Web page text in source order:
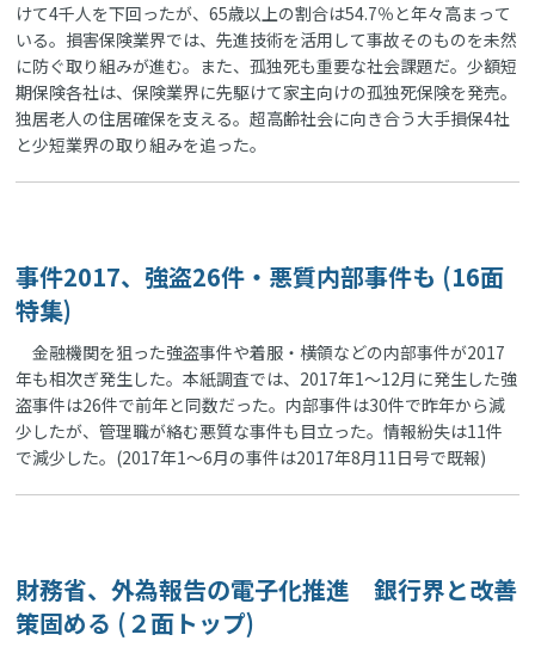
けて4千人を下回ったが、65歳以上の割合は54.7％と年々高まって
いる。損害保険業界では、先進技術を活用して事故そのものを未然
に防ぐ取り組みが進む。また、孤独死も重要な社会課題だ。少額短
期保険各社は、保険業界に先駆けて家主向けの孤独死保険を発売。
独居老人の住居確保を支える。超高齢社会に向き合う大手損保4社
と少短業界の取り組みを追った。
事件2017、強盗26件・悪質内部事件も (16面
特集)
金融機関を狙った強盗事件や着服・横領などの内部事件が2017
年も相次ぎ発生した。本紙調査では、2017年1～12月に発生した強
盗事件は26件で前年と同数だった。内部事件は30件で昨年から減
少したが、管理職が絡む悪質な事件も目立った。情報紛失は11件
で減少した。(2017年1～6月の事件は2017年8月11日号で既報)
財務省、外為報告の電子化推進 銀行界と改善
策固める (２面トップ)